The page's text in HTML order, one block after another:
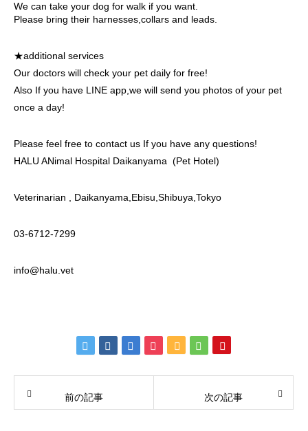
We can take your dog for walk if you want.
Please bring their harnesses,collars and leads.
★additional services
Our doctors will check your pet daily for free!
Also If you have LINE app,we will send you photos of your pet
once a day!
Please feel free to contact us If you have any questions!
HALU ANimal Hospital Daikanyama (Pet Hotel)
Veterinarian , Daikanyama,Ebisu,Shibuya,Tokyo
03-6712-7299
info@halu.vet
前の記事 次の記事